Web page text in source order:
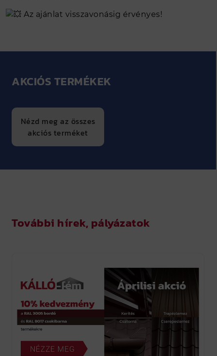
Naperőmű tartószerkezet
Acélszerkezet gyártás, szerelés
Tekercslemez feldolgozás (táblásítás,
hasítás, áttekerés)
Lemezmegmunkálás (láng- és vízvágás,
Kivitelező partnereink
A KÁLLÓ-fém csoport
Szállítási információk
Fizetési módok
Gyakran ismételt kérdések
Pályázatok
Az ajánlat visszavonásig érvényes!
AKCIÓS TERMÉKEK
Nézd meg az összes
akciós terméket
További hírek, pályázatok